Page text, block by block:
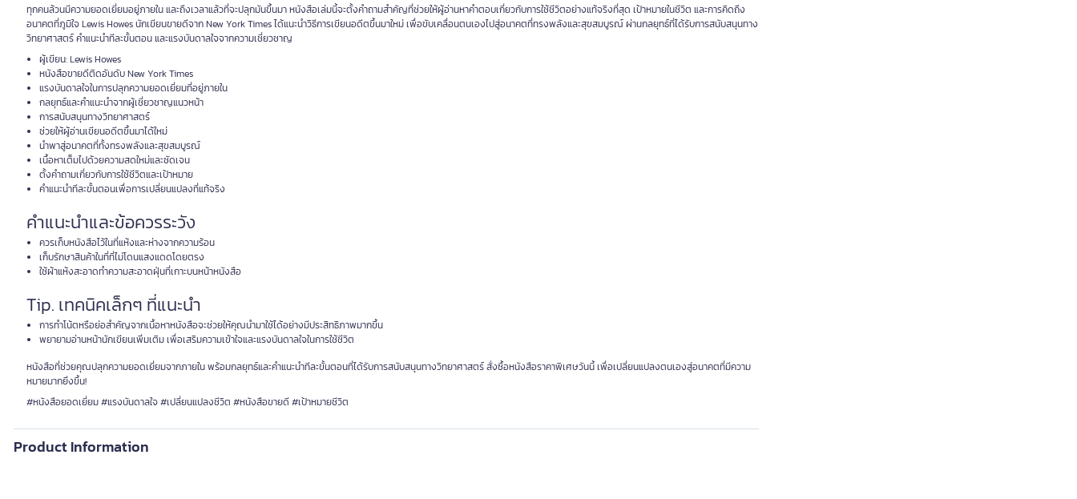
ทุกคนล้วนมีความยอดเยี่ยมอยู่ภายใน และถึงเวลาแล้วที่จะปลุกมันขึ้นมา หนังสือเล่มนี้จะตั้งคำถามสำคัญที่ช่วยให้ผู้อ่านหาคำตอบเกี่ยวกับการใช้ชีวิตอย่างแท้จริงที่สุด เป้าหมายในชีวิต และการคิดถึง
อนาคตที่ภูมิใจ Lewis Howes นักเขียนขายดีจาก New York Times ได้แนะนำวิธีการเขียนอดีตขึ้นมาใหม่ เพื่อขับเคลื่อนตนเองไปสู่อนาคตที่ทรงพลังและสุขสมบูรณ์ ผ่านกลยุทธ์ที่ได้รับการสนับสนุนทาง
วิทยาศาสตร์ คำแนะนำทีละขั้นตอน และแรงบันดาลใจจากความเชี่ยวชาญ
ผู้เขียน: Lewis Howes
หนังสือขายดีติดอันดับ New York Times
แรงบันดาลใจในการปลุกความยอดเยี่ยมที่อยู่ภายใน
กลยุทธ์และคำแนะนำจากผู้เชี่ยวชาญแนวหน้า
การสนับสนุนทางวิทยาศาสตร์
ช่วยให้ผู้อ่านเขียนอดีตขึ้นมาได้ใหม่
นำพาสู่อนาคตที่ทั้งทรงพลังและสุขสมบูรณ์
เนื้อหาเต็มไปด้วยความสดใหม่และชัดเจน
ตั้งคำถามเกี่ยวกับการใช้ชีวิตและเป้าหมาย
คำแนะนำทีละขั้นตอนเพื่อการเปลี่ยนแปลงที่แท้จริง
คำแนะนำและข้อควรระวัง
ควรเก็บหนังสือไว้ในที่แห้งและห่างจากความร้อน
เก็บรักษาสินค้าในที่ที่ไม่โดนแสงแดดโดยตรง
ใช้ผ้าแห้งสะอาดทำความสะอาดฝุ่นที่เกาะบนหน้าหนังสือ
Tip. เทคนิคเล็กๆ ที่แนะนำ
การทำโน้ตหรือย่อสำคัญจากเนื้อหาหนังสือจะช่วยให้คุณนำมาใช้ได้อย่างมีประสิทธิภาพมากขึ้น
พยายามอ่านหน้านักเขียนเพิ่มเติม เพื่อเสริมความเข้าใจและแรงบันดาลใจในการใช้ชีวิต
หนังสือที่ช่วยคุณปลุกความยอดเยี่ยมจากภายใน พร้อมกลยุทธ์และคำแนะนำทีละขั้นตอนที่ได้รับการสนับสนุนทางวิทยาศาสตร์ สั่งซื้อหนังสือราคาพิเศษวันนี้ เพื่อเปลี่ยนแปลงตนเองสู่อนาคตที่มีความ
หมายมากยิ่งขึ้น!
#หนังสือยอดเยี่ยม #แรงบันดาลใจ #เปลี่ยนแปลงชีวิต #หนังสือขายดี #เป้าหมายชีวิต
Product Information